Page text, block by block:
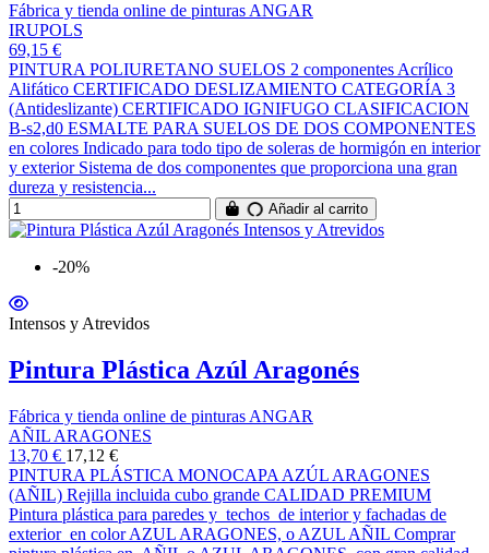
Fábrica y tienda online de pinturas ANGAR
IRUPOLS
69,15 €
PINTURA POLIURETANO SUELOS 2 componentes Acrílico
Alifático CERTIFICADO DESLIZAMIENTO CATEGORÍA 3
(Antideslizante) CERTIFICADO IGNIFUGO CLASIFICACION
B-s2,d0 ESMALTE PARA SUELOS DE DOS COMPONENTES
en colores Indicado para todo tipo de soleras de hormigón en interior
y exterior Sistema de dos componentes que proporciona una gran
dureza y resistencia...
Añadir al carrito
-20%
Intensos y Atrevidos
Pintura Plástica Azúl Aragonés
Fábrica y tienda online de pinturas ANGAR
AÑIL ARAGONES
13,70 € 17,12 €
PINTURA PLÁSTICA MONOCAPA AZÚL ARAGONES
(AÑIL) Rejilla incluida cubo grande CALIDAD PREMIUM
Pintura plástica para paredes y techos de interior y fachadas de
exterior en color AZUL ARAGONES, o AZUL AÑIL Comprar